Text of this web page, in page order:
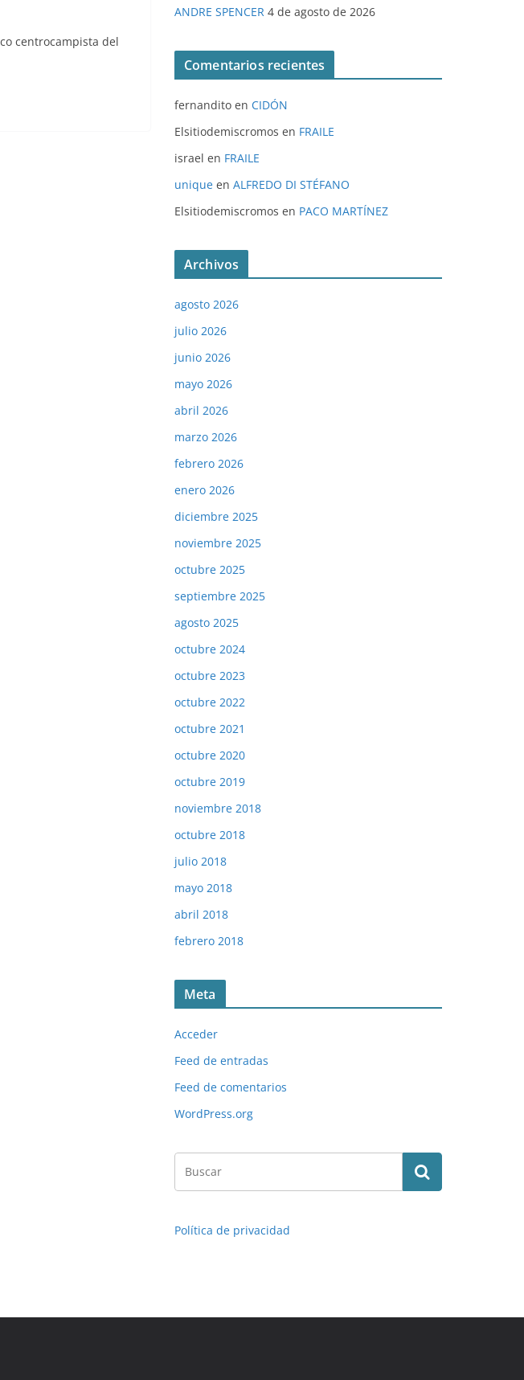
centrocampista del
ANDRE SPENCER 4 de agosto de 2026
Comentarios recientes
fernandito en CIDÓN
Elsitiodemiscromos en FRAILE
israel en FRAILE
unique en ALFREDO DI STÉFANO
Elsitiodemiscromos en PACO MARTÍNEZ
Archivos
agosto 2026
julio 2026
junio 2026
mayo 2026
abril 2026
marzo 2026
febrero 2026
enero 2026
diciembre 2025
noviembre 2025
octubre 2025
septiembre 2025
agosto 2025
octubre 2024
octubre 2023
octubre 2022
octubre 2021
octubre 2020
octubre 2019
noviembre 2018
octubre 2018
julio 2018
mayo 2018
abril 2018
febrero 2018
Meta
Acceder
Feed de entradas
Feed de comentarios
WordPress.org
Política de privacidad